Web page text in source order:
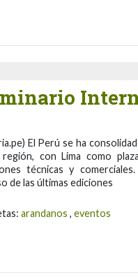
El Perú se ha
con Lima como
técnicas y
de las últimas ediciones
arandanos , eventos